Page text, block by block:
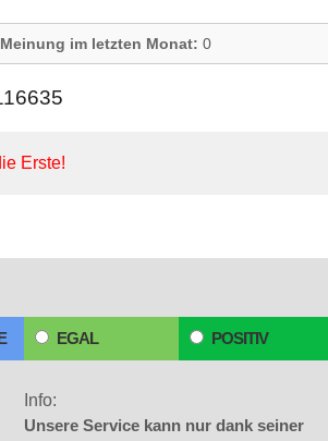
Meinung im letzten Monat: 0
Erste!
EGAL POSITIV
Info:
Unsere Service kann nur dank seiner